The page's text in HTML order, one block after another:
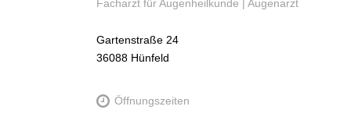
Facharzt für Augenheilkunde | Augenarzt
Gartenstraße 24
36088 Hünfeld
Öffnungszeiten